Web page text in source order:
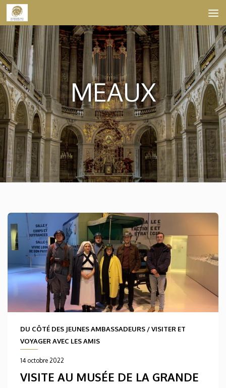
Skip to content
MEAUX
DU CÔTÉ DES JEUNES AMBASSADEURS /VISITER ET
VOYAGER AVEC LES AMIS
14 octobre 2022
VISITE AU MUSÉE DE LA GRANDE